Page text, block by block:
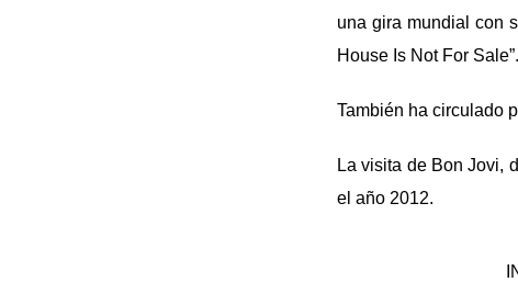
una gira mundial con
House Is Not For Sale”.
También ha circulado
La visita de Bon Jovi,
el año 2012.